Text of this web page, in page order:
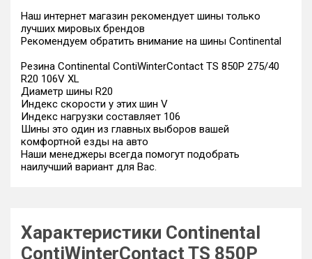
Наш интернет магазин рекомендует шины только
лучших мировых брендов
Рекомендуем обратить внимание на шины Continental
Резина Continental ContiWinterContact TS 850P 275/40
R20 106V XL
Диаметр шины R20
Индекс скорости у этих шин V
Индекс нагрузки составляет 106
Шины это один из главных выборов вашей
комфортной езды на авто
Наши менеджеры всегда помогут подобрать
наилучший вариант для Вас.
Характеристики Continental
ContiWinterContact TS 850P